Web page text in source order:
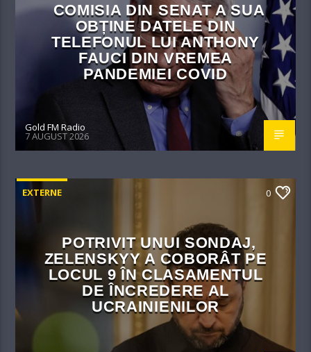
COMISIA DIN SENAT A SUA
OBȚINE DATELE DIN
TELEFONUL LUI ANTHONY
FAUCI DIN VREMEA
PANDEMIEI COVID
Gold FM Radio
7 AUGUST 2026
EXTERNE 0
POTRIVIT UNUI SONDAJ,
ZELENSKYY A COBORÂT PE
LOCUL 9 ÎN CLASAMENTUL
DE ÎNCREDERE AL
UCRAINIENILOR